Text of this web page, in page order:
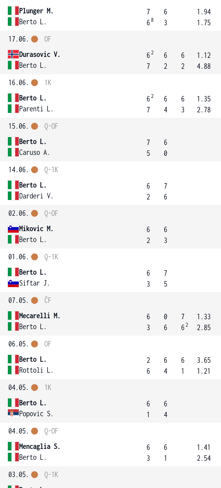
Plunger M.
Berto L.
7
68
6
3
1.94
1.75
17.06.
Durasovic V.
Berto L.
OF
62
7
6
2
6
2
1.12
4.88
16.06.
Berto L.
Parenti L.
1K
62
7
6
4
6
3
1.35
2.78
15.06.
Berto L.
Caruso A.
Q-OF
7
5
6
0
14.06.
Berto L.
Darderi V.
Q-1K
6
2
7
6
02.06.
Mikovic M.
Berto L.
Q-OF
6
2
6
3
01.06.
Berto L.
Siftar J.
Q-1K
6
3
7
5
07.05.
Mecarelli M.
Berto L.
ČF
6
3
0
6
7
62
1.33
2.85
06.05.
Berto L.
Rottoli L.
OF
2
6
6
4
6
1
3.65
1.21
04.05.
Berto L.
Popovic S.
1K
6
1
6
4
04.05.
Mencaglia S.
Berto L.
Q-OF
6
3
6
1
1.41
2.54
03.05.
Q-1K